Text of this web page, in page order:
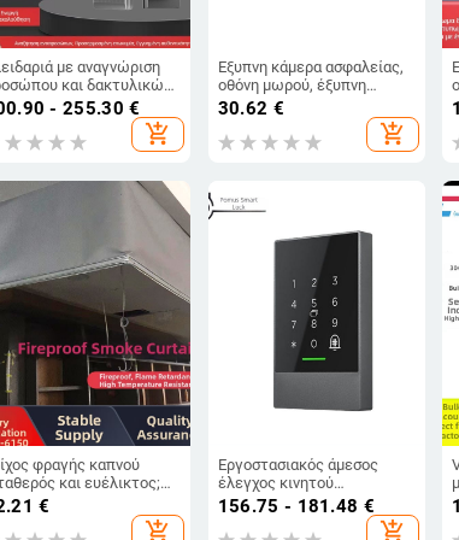
με αναγνώριση
και δακτυλικών
οπτικό
πρόσβασης, έξυπνη
εισόδου
- 255.30 €
add_shopping_cart
Έξυπνη κάμερα ασφαλείας,
οθόνη μωρού, έξυπνη
κάμερα web, διασύνδεση
τηλεφώνου, έλεγχος WIFI
30.62 €
add_shopping_cart
φραγής καπνού
και ευέλικτος;
πυρίμαχο ύφασμα;
τοίχος φραγής
€
add_shopping_cart
Εργοστασιακός άμεσος
έλεγχος κινητού
τηλεφώνου APP γυάλινη
πόρτα ελέγχου πρόσβασης
156.75 - 181.48 €
add_shopping_cart